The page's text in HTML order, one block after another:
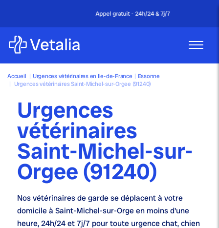
Appel gratuit - 24h/24 & 7j/7
Accueil | Urgences vétérinaires en Ile-de-France | Essonne
| Urgences vétérinaires Saint-Michel-sur-Orgee (91240)
Urgences
vétérinaires
Saint-Michel-sur-
Orgee (91240)
Nosvétérinaires de gardese déplacent à votre
domicile à Saint-Michel-sur-Orge en moins d'une
heure,24h/24 et 7j/7 pour toute urgence chat, chien